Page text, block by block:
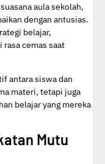
aula sekolah,
dengan antusias.
belajar,
rasa cemas saat
antara siswa dan
materi, tetapi juga
belajar yang mereka
Mutu